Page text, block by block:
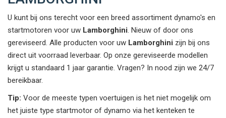
U kunt bij ons terecht voor een breed assortiment dynamo's en
startmotoren voor uw Lamborghini. Nieuw of door ons
gereviseerd. Alle producten voor uw Lamborghini zijn bij ons
direct uit voorraad leverbaar. Op onze gereviseerde modellen
krijgt u standaard 1 jaar garantie. Vragen? In nood zijn we 24/7
bereikbaar.
Tip: Voor de meeste typen voertuigen is het niet mogelijk om
het juiste type startmotor of dynamo via het kenteken te